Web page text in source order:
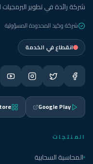
شركة رائدة في تطوير البرمجيات
شركة وكيد المحدودة المسؤولية
انقطاع في الخدمة
Google Play
المنتجات
المحاسبة السحابية